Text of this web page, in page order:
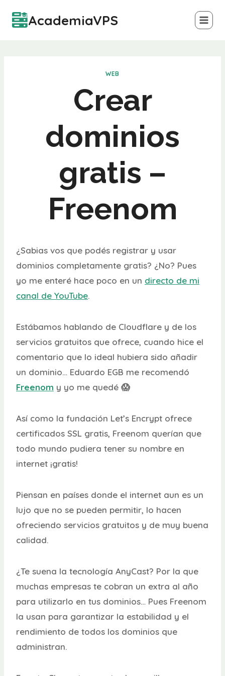
AcademiaVPS
WEB
Crear
dominios
gratis –
Freenom
¿Sabias vos que podés registrar y usar
dominios completamente gratis? ¿No? Pues
yo me enteré hace poco en un directo de mi
canal de YouTube.
Estábamos hablando de Cloudflare y de los
servicios gratuitos que ofrece, cuando hice el
comentario que lo ideal hubiera sido añadir
un dominio… Eduardo EGB me recomendó
Freenom y yo me quedé 😱
Así como la fundación Let’s Encrypt ofrece
certificados SSL gratis, Freenom querían que
todo mundo pudiera tener su nombre en
internet ¡gratis!
Piensan en países donde el internet aun es un
lujo que no se pueden permitir, lo hacen
ofreciendo servicios gratuitos y de muy buena
calidad.
¿Te suena la tecnología AnyCast? Por la que
muchas empresas te cobran un extra al año
para utilizarlo en tus dominios… Pues Freenom
la usan para garantizar la estabilidad y el
rendimiento de todos los dominios que
administran.